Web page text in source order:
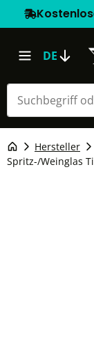
DE
Hersteller
Spritz-/Weinglas